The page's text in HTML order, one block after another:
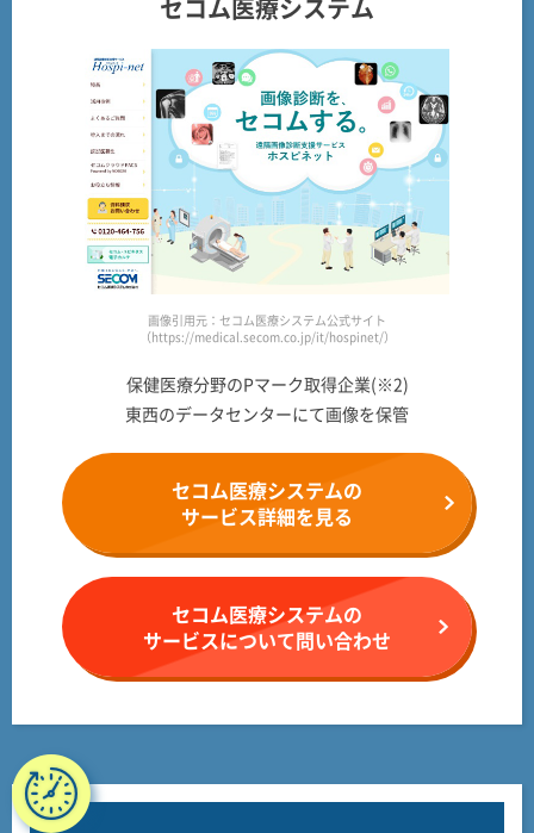
セコム医療システム
画像引用元：セコム医療システム公式サイト
（https://medical.secom.co.jp/it/hospinet/）
保健医療分野のPマーク取得企業(※2)
東西のデータセンターにて画像を保管
セコム医療システムの
サービス詳細を見る
セコム医療システムの
サービスについて問い合わせ